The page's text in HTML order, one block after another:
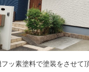
ッ素塗料で塗装をさせて